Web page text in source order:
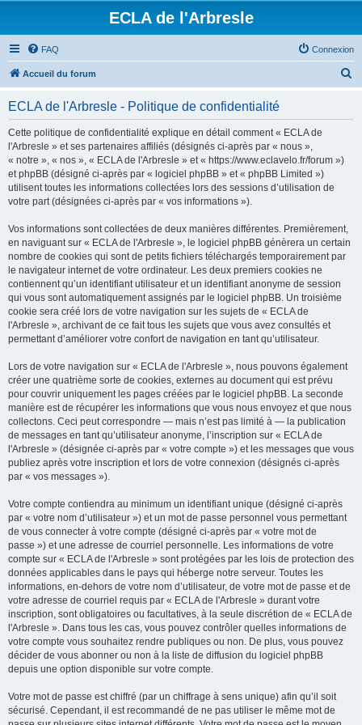
ECLA de l'Arbresle
FAQ Connexion
Accueil du forum
ECLA de l'Arbresle - Politique de confidentialité
Cette politique de confidentialité explique en détail comment « ECLA de
l'Arbresle » et ses partenaires affiliés (désignés ci-après par « nous »,
« notre », « nos », « ECLA de l'Arbresle » et « https://www.eclavelo.fr/forum »)
et phpBB (désigné ci-après par « logiciel phpBB » et « phpBB Limited »)
utilisent toutes les informations collectées lors des sessions d’utilisation de
votre part (désignées ci-après par « vos informations »).
Vos informations sont collectées de deux manières différentes. Premièrement,
en naviguant sur « ECLA de l'Arbresle », le logiciel phpBB génèrera un certain
nombre de cookies qui sont de petits fichiers téléchargés temporairement par
le navigateur internet de votre ordinateur. Les deux premiers cookies ne
contiennent qu’un identifiant utilisateur et un identifiant anonyme de session
qui vous sont automatiquement assignés par le logiciel phpBB. Un troisième
cookie sera créé lors de votre navigation sur les sujets de « ECLA de
l'Arbresle », archivant de ce fait tous les sujets que vous avez consultés et
permettant d’améliorer votre confort de navigation en tant qu’utilisateur.
Lors de votre navigation sur « ECLA de l'Arbresle », nous pouvons également
créer une quatrième sorte de cookies, externes au document qui est prévu
pour couvrir uniquement les pages créées par le logiciel phpBB. La seconde
manière est de récupérer les informations que vous nous envoyez et que nous
collectons. Ceci peut correspondre — mais n’est pas limité à — la publication
de messages en tant qu’utilisateur anonyme, l’inscription sur « ECLA de
l'Arbresle » (désignée ci-après par « votre compte ») et les messages que vous
publiez après votre inscription et lors de votre connexion (désignés ci-après
par « vos messages »).
Votre compte contiendra au minimum un identifiant unique (désigné ci-après
par « votre nom d’utilisateur ») et un mot de passe personnel vous permettant
de vous connecter à votre compte (désigné ci-après par « votre mot de
passe ») et une adresse de courriel personnelle. Les informations de votre
compte sur « ECLA de l'Arbresle » sont protégées par les lois de protection des
données applicables dans le pays qui héberge notre serveur. Toutes les
informations, en-dehors de votre nom d’utilisateur, de votre mot de passe et de
votre adresse de courriel requis par « ECLA de l'Arbresle » durant votre
inscription, sont obligatoires ou facultatives, à la seule discrétion de « ECLA de
l'Arbresle ». Dans tous les cas, vous pouvez contrôler quelles informations de
votre compte vous souhaitez rendre publiques ou non. De plus, vous pouvez
décider de vous abonner ou non à la liste de diffusion du logiciel phpBB
depuis une option disponible sur votre compte.
Votre mot de passe est chiffré (par un chiffrage à sens unique) afin qu’il soit
sécurisé. Cependant, il est recommandé de ne pas utiliser le même mot de